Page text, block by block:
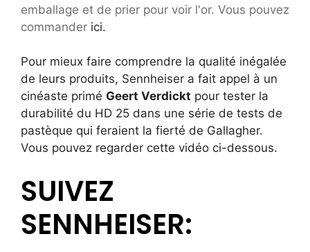
emballage et de prier pour voir l'or. Vous pouvez
commander ici.
Pour mieux faire comprendre la qualité inégalée
de leurs produits, Sennheiser a fait appel à un
cinéaste primé Geert Verdickt pour tester la
durabilité du HD 25 dans une série de tests de
pastèque qui feraient la fierté de Gallagher.
Vous pouvez regarder cette vidéo ci-dessous.
SUIVEZ
SENNHEISER: